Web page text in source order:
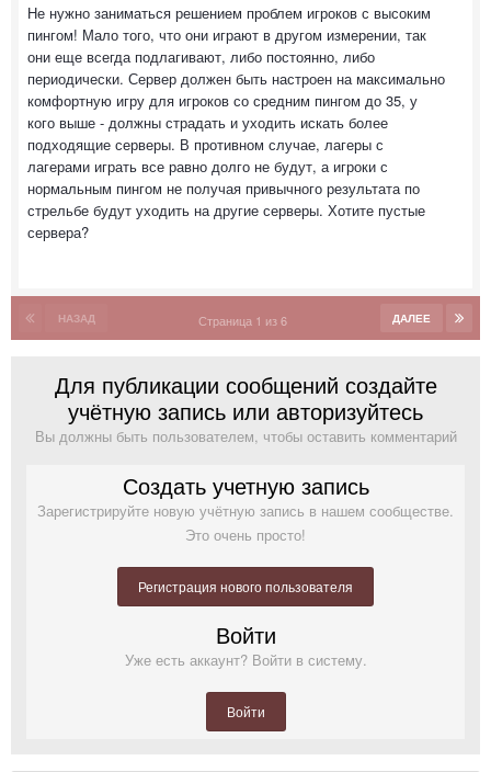
Не нужно заниматься решением проблем игроков с высоким
пингом! Мало того, что они играют в другом измерении, так
они еще всегда подлагивают, либо постоянно, либо
периодически. Сервер должен быть настроен на максимально
комфортную игру для игроков со средним пингом до 35, у
кого выше - должны страдать и уходить искать более
подходящие серверы. В противном случае, лагеры с
лагерами играть все равно долго не будут, а игроки с
нормальным пингом не получая привычного результата по
стрельбе будут уходить на другие серверы. Хотите пустые
сервера?
НАЗАД ДАЛЕЕ
Страница 1 из 6
Для публикации сообщений создайте
учётную запись или авторизуйтесь
Вы должны быть пользователем, чтобы оставить комментарий
Создать учетную запись
Зарегистрируйте новую учётную запись в нашем сообществе.
Это очень просто!
Регистрация нового пользователя
Войти
Уже есть аккаунт? Войти в систему.
Войти